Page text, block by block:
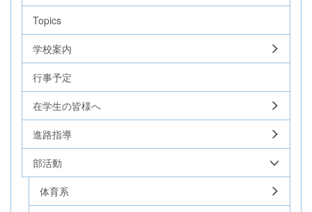
Topics
学校案内
行事予定
在学生の皆様へ
進路指導
部活動
体育系